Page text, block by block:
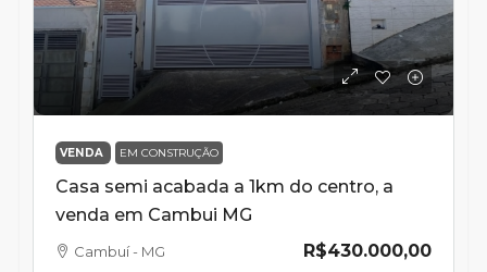
VENDA EM CONSTRUÇÃO
Casa semi acabada a 1km do centro, a
venda em Cambui MG
R$430.000,00
Cambuí - MG